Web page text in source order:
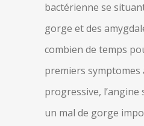
bactérienne se
gorge et des
combien de temps
premiers symptomes
progressive, l’angine
un mal de gorge